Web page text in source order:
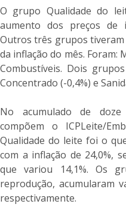
O grupo Qualidade do
aumento dos preços de
Outros três grupos tiveram
da inflação do mês. Foram:
Combustíveis. Dois
Concentrado (-0,4%) e
No acumulado de
compõem o ICPLeite/
Qualidade do leite foi o
com a inflação de 24,0%,
que variou 14,1%. Os
reprodução, acumularam
respectivamente.